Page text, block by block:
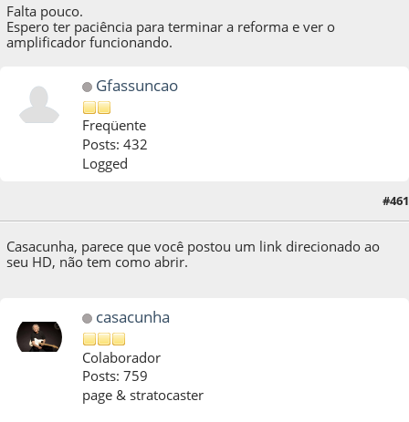
Falta pouco.
Espero ter paciência para terminar a reforma e ver o
amplificador funcionando.
Gfassuncao
Freqüente
Posts: 432
Logged
#461
Casacunha, parece que você postou um link direcionado ao
seu HD, não tem como abrir.
casacunha
Colaborador
Posts: 759
page & stratocaster